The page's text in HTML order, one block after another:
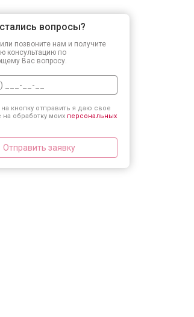
вопросы?
позвоните нам и получите
консультацию по
Вас вопросу.
кнопку отправить я даю свое
на обработку моих персональных
Отправить заявку